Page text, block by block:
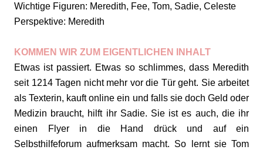
Wichtige Figuren: Meredith, Fee, Tom, Sadie, Celeste
Perspektive: Meredith
KOMMEN WIR ZUM EIGENTLICHEN INHALT
Etwas ist passiert. Etwas so schlimmes, dass Meredith
seit 1214 Tagen nicht mehr vor die Tür geht. Sie arbeitet
als Texterin, kauft online ein und falls sie doch Geld oder
Medizin braucht, hilft ihr Sadie. Sie ist es auch, die ihr
einen Flyer in die Hand drück und auf ein
Selbsthilfeforum aufmerksam macht. So lernt sie Tom